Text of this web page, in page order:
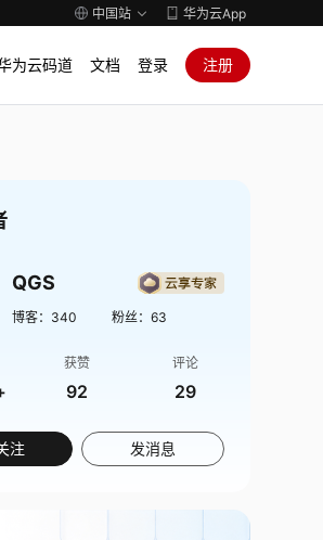
中国站 华为云App
为云码道 文档 登录 注册
QGS
博客： 340 粉丝： 63
获赞
92
评论
29
注 发消息